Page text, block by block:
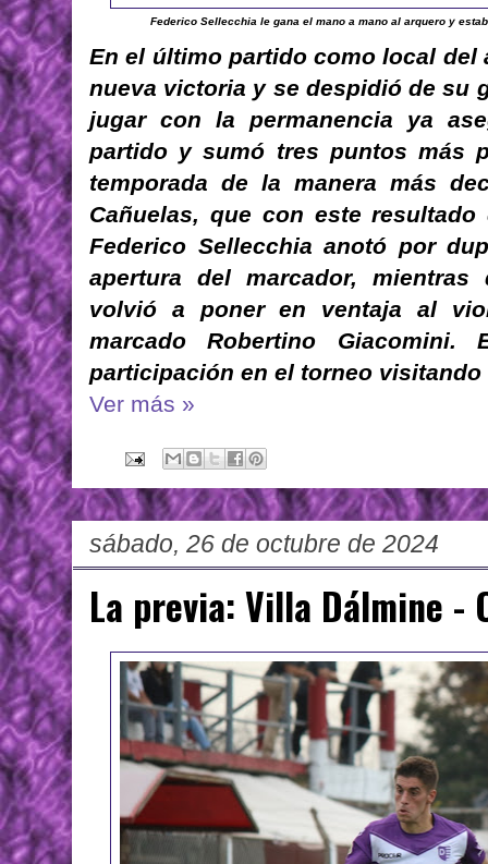
Federico Sellecchia le gana el mano a mano al arquero y
En el último partido como local del
nueva victoria y se despidió de su
jugar con la permanencia ya
partido y sumó tres puntos más
temporada de la manera más
Cañuelas, que con este
Federico Sellecchia anotó por
apertura del marcador,
volvió a poner en ventaja al
marcado Robertino
participación en el torneo visitando
Ver más »
sábado, 26 de octubre de 2024
La previa: Villa Dálmine -